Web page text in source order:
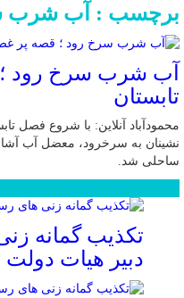
برچسب : آب شرب
آب شرب سرخ رود
تابستان
محمودآباد آنلاین: با شروع فصل
نشینان به سرخرود، معضل آب
ساحلی شد.
تکذیب گمانه
دبیر هیات دولت